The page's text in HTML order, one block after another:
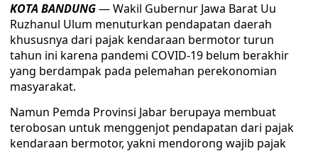
KOTA BANDUNG— Wakil Gubernur Jawa Barat Uu
Ruzhanul Ulum menuturkan pendapatan daerah
khususnya dari pajak kendaraan bermotor turun
tahun ini karena pandemi COVID-19 belum berakhir
yang berdampak pada pelemahan perekonomian
masyarakat.
Namun Pemda Provinsi Jabar berupaya membuat
terobosan untuk menggenjot pendapatan dari pajak
kendaraan bermotor, yakni mendorong wajib pajak